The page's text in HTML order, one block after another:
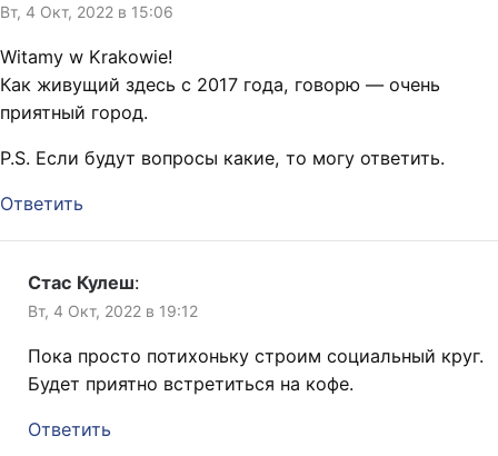
Вт, 4 Окт, 2022 в 15:06
Witamy w Krakowie!
Как живущий здесь с 2017 года, говорю — очень
приятный город.
P.S. Если будут вопросы какие, то могу ответить.
Ответить
Стас Кулеш:
Вт, 4 Окт, 2022 в 19:12
Пока просто потихоньку строим социальный круг.
Будет приятно встретиться на кофе.
Ответить